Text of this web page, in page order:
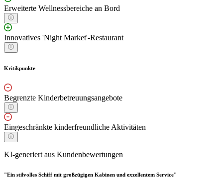
Erweiterte Wellnessbereiche an Bord
Innovatives 'Night Market'-Restaurant
Kritikpunkte
Begrenzte Kinderbetreuungsangebote
Eingeschränkte kinderfreundliche Aktivitäten
KI-generiert aus Kundenbewertungen
"Ein stilvolles Schiff mit großzügigen Kabinen und exzellentem Service"